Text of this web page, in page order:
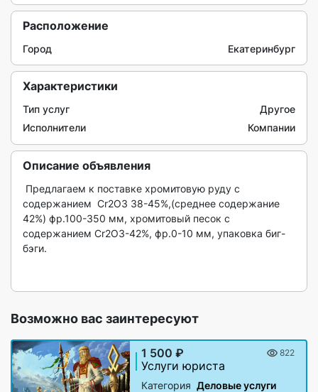
Расположение
Город Екатеринбург
Характеристики
Тип услуг
Другое
Исполнители
Компании
Описание объявления
содержанием  Cr2O3 38-45%,(среднее содержание
42%) фр.100-350 мм, хромитовый песок с
содержанием Cr2O3-42%, фр.0-10 мм, упаковка биг-
бэги.
Возможно вас заинтересуют
1 500 ₽ 822
Услуги юриста
Категория Деловые услуги